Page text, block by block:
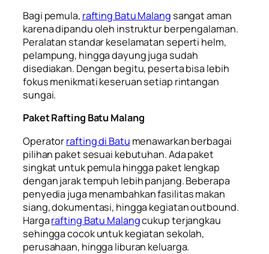
Bagi pemula, rafting Batu Malang sangat aman
karena dipandu oleh instruktur berpengalaman.
Peralatan standar keselamatan seperti helm,
pelampung, hingga dayung juga sudah
disediakan. Dengan begitu, peserta bisa lebih
fokus menikmati keseruan setiap rintangan
sungai.
Paket Rafting Batu Malang
Operatorrafting di Batu menawarkan berbagai
pilihan paket sesuai kebutuhan. Ada paket
singkat untuk pemula hingga paket lengkap
dengan jarak tempuh lebih panjang. Beberapa
penyedia juga menambahkan fasilitas makan
siang, dokumentasi, hingga kegiatan outbound.
Hargarafting Batu Malangcukup terjangkau
sehingga cocok untuk kegiatan sekolah,
perusahaan, hingga liburan keluarga.